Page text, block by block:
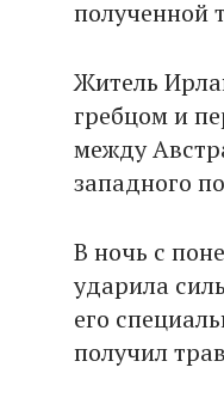
полученной
Житель
гребцом и
между
западного
В ночь с
ударила
его
получил